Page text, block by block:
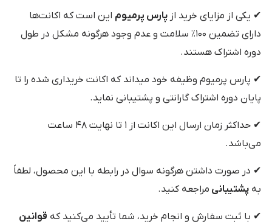
✔ یکی از مزایای خرید از پارس پرمیوم این است که اکانت‌ها
دارای تضمین ۱۰۰٪ سلامت و عدم وجود هرگونه مشکل در طول
دوره اشتراک هستند.
✔ پارس پرمیوم وظیفه خود میداند که اکانت خریداری شده را تا
پایان دوره اشتراک گارانتی و پشتیبانی نماید.
✔ حداکثر زمان ارسال این اکانت از ۱ تا نهایت ۴۸ ساعت
می‌باشد.
✔ در صورت داشتن هرگونه سوال در رابطه با این محصول، لطفاً
به پشتیبانی مراجعه کنید.
✔ با ثبت سفارش و انجام خرید، شما تأیید می‌کنید که قوانین